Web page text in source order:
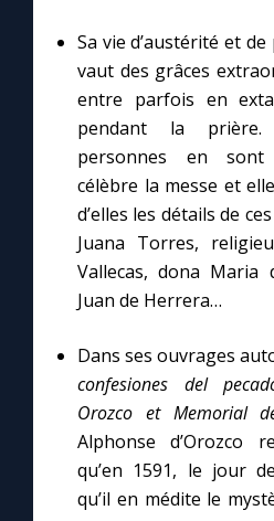
Sa vie d’austérité et
vaut des grâces
entre parfois en
pendant la prière.
personnes en sont
célèbre la messe et
d’elles les détails de
Juana Torres,
Vallecas, dona Maria
Juan de Herrera…
Dans ses ouvrages
confesiones del
Orozco et Memorial
Alphonse d’Orozco
qu’en 1591, le jour
qu’il en médite le